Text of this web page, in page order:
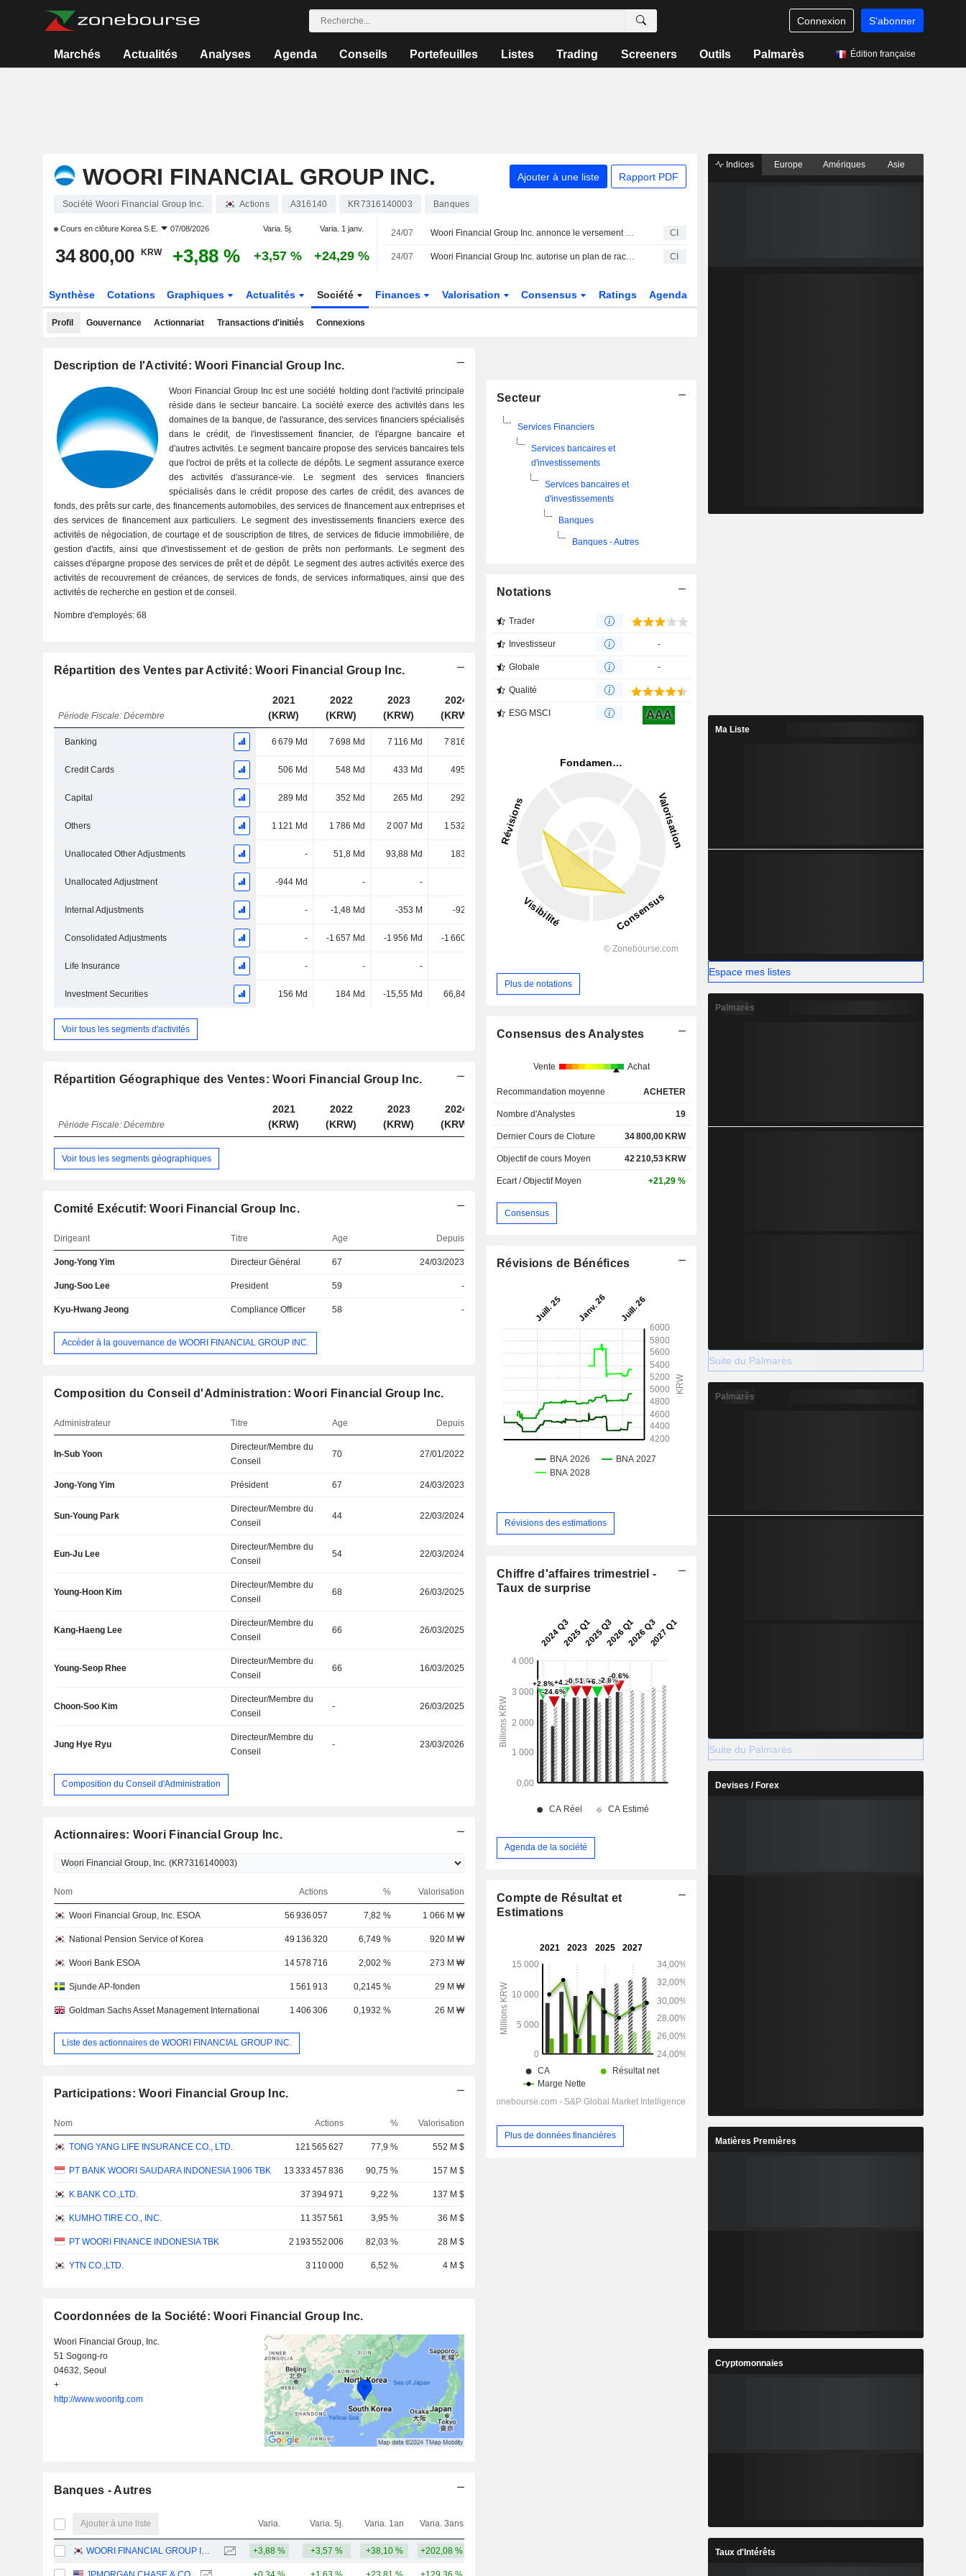
Connexion S'abonner
Marchés Actualités Analyses Agenda Conseils Portefeuilles Listes Trading Screeners Outils Palmarès Édition française
WOORI FINANCIAL GROUP INC. Ajouter à une liste Rapport PDF
Société Woori Financial Group Inc. Actions A316140 KR7316140003 Banques
Cours en clôture Korea S.E. 07/08/2026 Varia. 5j. Varia. 1 janv.
34 800,00 KRW +3,88 % +3,57 % +24,29 %
24/07 Woori Financial Group Inc. annonce le versement d'un dividende trimestriel en numéraire le 31 août 2026 CI
24/07 Woori Financial Group Inc. autorise un plan de rachat d'actions. CI
Synthèse Cotations Graphiques Actualités Société Finances Valorisation Consensus Ratings Agenda
Profil Gouvernance Actionnariat Transactions d'initiés Connexions
Description de l'Activité: Woori Financial Group Inc.
Woori Financial Group Inc est une société holding dont l'activité principale
réside dans le secteur bancaire. La société exerce des activités dans les
domaines de la banque, de l'assurance, des services financiers spécialisés
dans le crédit, de l'investissement financier, de l'épargne bancaire et
d'autres activités. Le segment bancaire propose des services bancaires tels
que l'octroi de prêts et la collecte de dépôts. Le segment assurance exerce
des activités d'assurance-vie. Le segment des services financiers
spécialisés dans le crédit propose des cartes de crédit, des avances de
fonds, des prêts sur carte, des financements automobiles, des services de financement aux entreprises et
des services de financement aux particuliers. Le segment des investissements financiers exerce des
activités de négociation, de courtage et de souscription de titres, de services de fiducie immobilière, de
gestion d'actifs, ainsi que d'investissement et de gestion de prêts non performants. Le segment des
caisses d'épargne propose des services de prêt et de dépôt. Le segment des autres activités exerce des
activités de recouvrement de créances, de services de fonds, de services informatiques, ainsi que des
activités de recherche en gestion et de conseil.
Nombre d'employés: 68
Répartition des Ventes par Activité: Woori Financial Group Inc.
Période Fiscale: Décembre
2021
(KRW)
2022
(KRW)
2023
(KRW)
2024
(KRW)
(KRW)
Banking 6 679 Md 7 698 Md 7 116 Md 7 816 Md
Credit Cards 506 Md 548 Md 433 Md 495 Md
Capital 289 Md 352 Md 265 Md 292 Md 305 Md
Others 1 121 Md 1 786 Md 2 007 Md 1 532 Md 1 547 Md
Unallocated Other Adjustments - 51,8 Md 93,88 Md 183 Md
Unallocated Adjustment -944 Md - -
Internal Adjustments - -1,48 Md -353 M -921 M -533 M
Consolidated Adjustments - -1 657 Md -1 956 Md -1 660 Md
Life Insurance - - -
Investment Securities 156 Md 184 Md -15,55 Md 66,84 Md 155 Md
Voir tous les segments d'activités
Répartition Géographique des Ventes: Woori Financial Group Inc.
Période Fiscale: Décembre
2021
(KRW)
2022
(KRW)
2023
(KRW)
2024
(KRW)
2025
Voir tous les segments géographiques
Comité Exécutif: Woori Financial Group Inc.
Dirigeant Titre Age Depuis
Jong-Yong Yim Directeur Général 67 24/03/2023
Jung-Soo Lee President 59 -
Kyu-Hwang Jeong Compliance Officer 58 -
Accéder à la gouvernance de WOORI FINANCIAL GROUP INC.
Composition du Conseil d'Administration: Woori Financial Group Inc.
Administrateur Titre Age Depuis
In-Sub Yoon
Directeur/Membre du
Conseil
70 27/01/2022
Jong-Yong Yim Président 67 24/03/2023
Sun-Young Park
Directeur/Membre du
Conseil
44 22/03/2024
Eun-Ju Lee
Directeur/Membre du
Conseil
54 22/03/2024
Young-Hoon Kim
Directeur/Membre du
Conseil
68 26/03/2025
Kang-Haeng Lee
Directeur/Membre du
Conseil
66 26/03/2025
Young-Seop Rhee
Directeur/Membre du
Conseil
66 16/03/2025
Choon-Soo Kim
Directeur/Membre du
Conseil
- 26/03/2025
Jung Hye Ryu
Directeur/Membre du
Conseil
- 23/03/2026
Composition du Conseil d'Administration
Actionnaires: Woori Financial Group Inc.
Nom Actions % Valorisation
Woori Financial Group, Inc. ESOA 56 936 057 7,82 % 1 066 M ₩
National Pension Service of Korea 49 136 320 6,749 % 920 M ₩
Woori Bank ESOA 14 578 716 2,002 % 273 M ₩
Sjunde AP-fonden 1 561 913 0,2145 % 29 M ₩
Goldman Sachs Asset Management International 1 406 306 0,1932 % 26 M ₩
Liste des actionnaires de WOORI FINANCIAL GROUP INC.
Participations: Woori Financial Group Inc.
Nom Actions % Valorisation
TONG YANG LIFE INSURANCE CO., LTD. 121 565 627 77,9 % 552 M $
PT BANK WOORI SAUDARA INDONESIA 1906 TBK 13 333 457 836 90,75 % 157 M $
K BANK CO.,LTD. 37 394 971 9,22 % 137 M $
KUMHO TIRE CO., INC. 11 357 561 3,95 % 36 M $
PT WOORI FINANCE INDONESIA TBK 2 193 552 006 82,03 % 28 M $
YTN CO.,LTD. 3 110 000 6,52 % 4 M $
Coordonnées de la Société: Woori Financial Group Inc.
Woori Financial Group, Inc.
51 Sogong-ro
04632, Seoul
+
http://www.woorifg.com
Banques - Autres
Ajouter à une liste Varia. Varia. 5j. Varia. 1an Varia. 3ans
WOORI FINANCIAL GROUP INC. +3,88 % +3,57 % +38,10 % +202,08 %
Secteur
Services Financiers
Services bancaires et
d'investissements
Services bancaires et
d'investissements
Banques
Banques - Autres
Notations
Trader
Investisseur -
Globale -
Qualité
ESG MSCI AAA
Plus de notations
Consensus des Analystes
Vente Achat
Recommandation moyenne ACHETER
Nombre d'Analystes 19
Dernier Cours de Cloture 34 800,00 KRW
Objectif de cours Moyen 42 210,53 KRW
Ecart / Objectif Moyen +21,29 %
Consensus
Révisions de Bénéfices
Révisions des estimations
Chiffre d'affaires trimestriel -
Taux de surprise
Agenda de la société
Compte de Résultat et
Estimations
Plus de données financières
Indices Europe Amériques Asie
Ma Liste
Espace mes listes
Palmarès
Suite du Palmarès
Palmarès
Suite du Palmarès
Devises / Forex
Matières Premières
Cryptomonnaies
Taux d'Intérêts